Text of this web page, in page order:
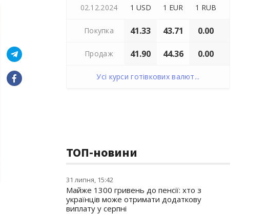
02.12.2024 1 USD 1 EUR 1 RUB
Покупка 41.33 43.71 0.00
Продаж 41.90 44.36 0.00
Усі курси готівкових валют...
ТОП-новини
31 липня, 15:42
Майже 1300 гривень до пенсії: хто з
українців може отримати додаткову
виплату у серпні